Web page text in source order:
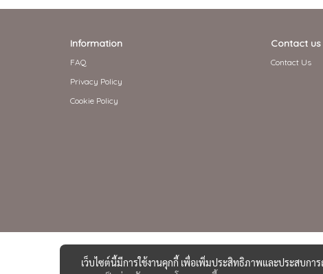
Information
FAQ
Privacy Policy
Cookie Policy
Contact us
Contact Us
เว็บไซต์นี้มีการใช้งานคุกกี้ เพื่อเพิ่มประสิทธิภาพและประสบกา